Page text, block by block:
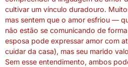
cultivar um vínculo duradouro.
mas sentem que o amor esfriou —
não estão se comunicando de
esposa pode expressar amor com
cuidar da casa), mas seu marido
Sem esse entendimento, ambos